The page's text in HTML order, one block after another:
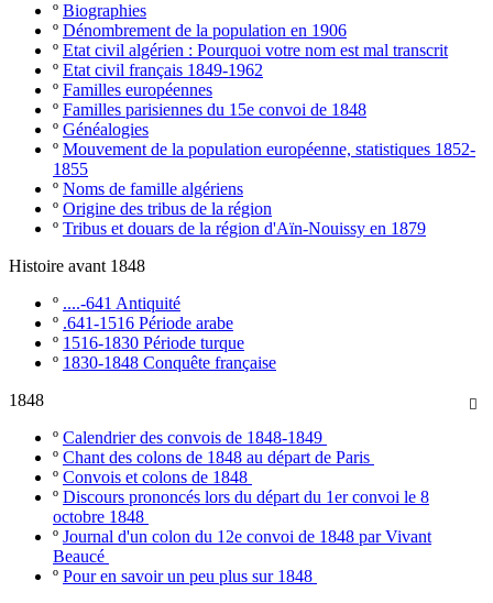
º Biographies
º Dénombrement de la population en 1906
º Etat civil algérien : Pourquoi votre nom est mal transcrit
º Etat civil français 1849-1962
º Familles européennes
º Familles parisiennes du 15e convoi de 1848
º Généalogies
º Mouvement de la population européenne, statistiques 1852-
1855
º Noms de famille algériens
º Origine des tribus de la région
º Tribus et douars de la région d'Aïn-Nouissy en 1879
Histoire avant 1848
º ....-641 Antiquité
º .641-1516 Période arabe
º 1516-1830 Période turque
º 1830-1848 Conquête française

1848
º Calendrier des convois de 1848-1849
º Chant des colons de 1848 au départ de Paris
º Convois et colons de 1848
º Discours prononcés lors du départ du 1er convoi le 8
octobre 1848
º Journal d'un colon du 12e convoi de 1848 par Vivant
Beaucé
º Pour en savoir un peu plus sur 1848